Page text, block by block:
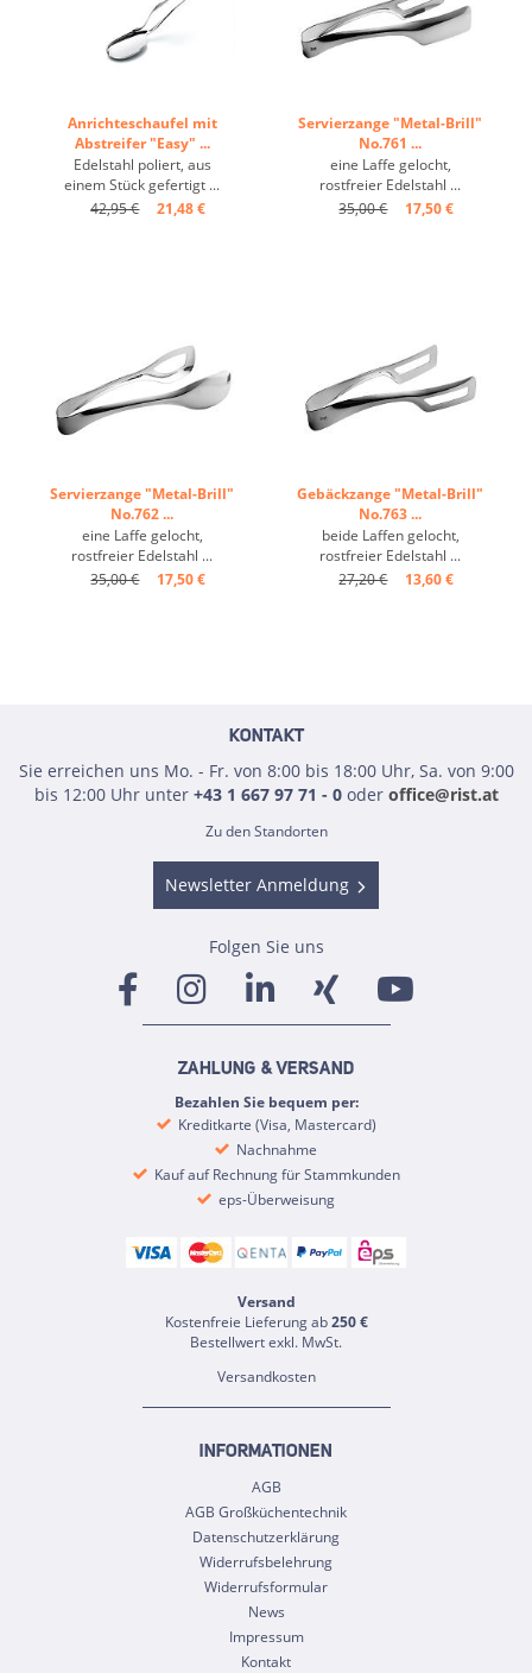
Anrichteschaufel mit
Abstreifer "Easy" ...
Edelstahl poliert, aus
einem Stück gefertigt ...
42,95 €
21,48 €
Servierzange "Metal-Brill"
No.761 ...
eine Laffe gelocht,
rostfreier Edelstahl ...
35,00 €
17,50 €
Servierzange "Metal-Brill"
No.762 ...
eine Laffe gelocht,
rostfreier Edelstahl ...
35,00 €
17,50 €
Gebäckzange "Metal-Brill"
No.763 ...
beide Laffen gelocht,
rostfreier Edelstahl ...
27,20 €
13,60 €
KONTAKT
Sie erreichen uns Mo. - Fr. von 8:00 bis 18:00 Uhr, Sa. von 9:00
bis 12:00 Uhr unter +43 1 667 97 71 - 0oder office@rist.at
Zu den Standorten
Newsletter Anmeldung
Folgen Sie uns
ZAHLUNG & VERSAND
Bezahlen Sie bequem per:
Kreditkarte (Visa, Mastercard)
Nachnahme
Kauf auf Rechnung für Stammkunden
eps-Überweisung
Versand
Kostenfreie Lieferung ab250 €
Bestellwert exkl. MwSt.
Versandkosten
INFORMATIONEN
AGB
AGB Großküchentechnik
Datenschutzerklärung
Widerrufsbelehrung
Widerrufsformular
News
Impressum
Kontakt